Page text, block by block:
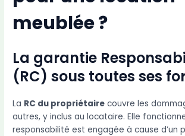
meublée ?
La garantie
(RC) sous toutes ses
La RC du propriétaire couvre les
autres, y inclus au locataire. Elle
responsabilité est engagée à cause d’un